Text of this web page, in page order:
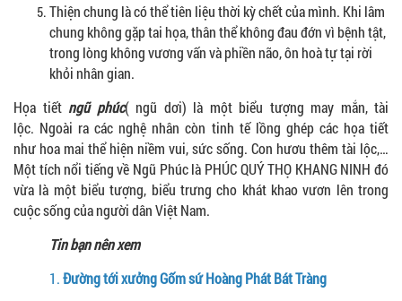
Thiện chung là có thể tiên liệu thời kỳ chết của mình. Khi lâm
chung không gặp tai họa, thân thể không đau đớn vì bệnh tật,
trong lòng không vương vấn và phiền não, ôn hoà tự tại rời
khỏi nhân gian.
Họa tiết ngũ phúc( ngũ dơi) là một biểu tượng may mắn, tài
lộc. Ngoài ra các nghệ nhân còn tinh tế lồng ghép các họa tiết
như hoa mai thể hiện niềm vui, sức sống. Con hươu thêm tài lộc,…
Một tích nổi tiếng về Ngũ Phúc là PHÚC QUÝ THỌ KHANG NINH đó
vừa là một biểu tượng, biểu trưng cho khát khao vươn lên trong
cuộc sống của người dân Việt Nam.
Tin bạn nên xem
1.Đường tới xưởng Gốm sứ Hoàng Phát Bát Tràng